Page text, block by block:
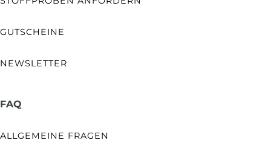
GUTSCHEINE
NEWSLETTER
FAQ
ALLGEMEINE FRAGEN